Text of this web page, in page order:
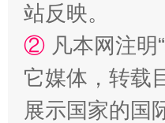
站反映。
② 凡本网注
它媒体，转载
展示国家的国